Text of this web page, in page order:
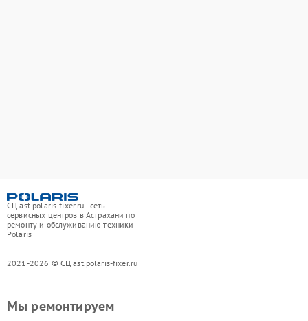
СЦ ast.polaris-fixer.ru - сеть
сервисных центров в Астрахани по
ремонту и обслуживанию техники
Polaris
2021-2026 © СЦ ast.polaris-fixer.ru
Мы ремонтируем